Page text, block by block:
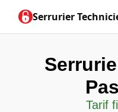
Serrurier
Tarif